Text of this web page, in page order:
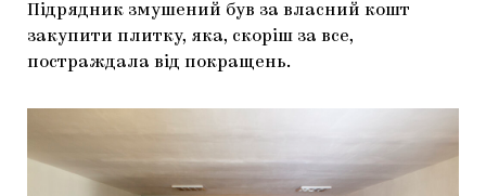
Підрядник змушений був за власний кошт
закупити плитку, яка, скоріш за все,
постраждала від покращень.